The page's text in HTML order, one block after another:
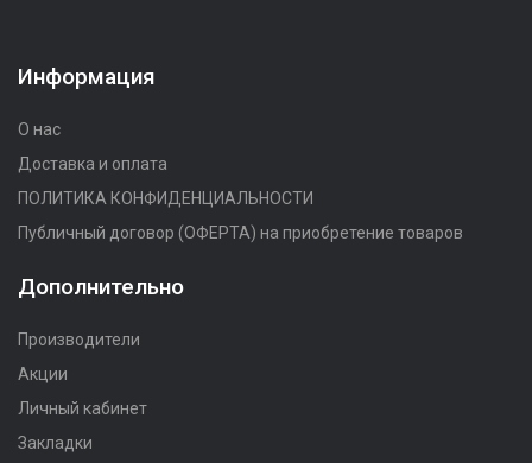
Информация
О нас
Доставка и оплата
ПОЛИТИКА КОНФИДЕНЦИАЛЬНОСТИ
Публичный договор (ОФЕРТА) на приобретение товаров
Дополнительно
Производители
Акции
Личный кабинет
Закладки